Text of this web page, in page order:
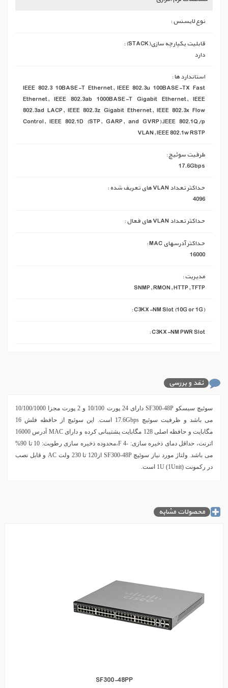
نوع لایسنس :
قابلیت یکپارچه سازی(STACK) :
دارد
استاندارد ها :
IEEE 802.3 10BASE-T Ethernet, IEEE 802.3u 100BASE-TX Fast
Ethernet, IEEE 802.3ab 1000BASE-T Gigabit Ethernet, IEEE
802.3ad LACP, IEEE 802.3z Gigabit Ethernet, IEEE 802.3x Flow
Control, IEEE 802.1D (STP, GARP, and GVRP),IEEE 802.1Q/p
VLAN, IEEE 802.1w RSTP
ظرفیت سوئیچ :
17.6Gbps
حداکثر تعداد VLAN های تعریف شده :
4096
حداکثر تعداد VLAN های فعال :
حداکثر آدرسهای MAC :
16000
مدیریت :
SNMP, RMON, HTTP, TFTP
C3KX-NM Slot (10G or 1G) :
C3KX-NM PWR Slot :
نقد و بررسی
سوئیچ سیسکو SF300-48P دارای 24 پورت 10/100 و 2 پورت مجزا 10/100/1000
می باشد و ظرفیت سوئیچ 17.6Gbps است. این سوئیچ از حافظه فلش 16
مگابایت و حافظه اصلی 128 مگابایت پشتیبانی کرده و دارای MAC آدرس 16000
اترنت، حداقل دمای ذخیره سازی: -4 F،محدوده ذخیره سازی رطوبت: 10 تا 90%
می باشد. ولتاژ مورد نیاز سوئیچSF300-48P از120 تا 230 ولت AC و
قابل نصب
در رکمونت (1U (1Unit است.
محصولات مشابه
SF300-48PP